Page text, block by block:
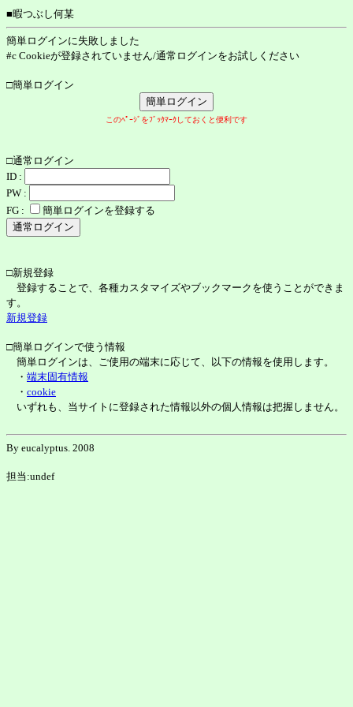
■暇つぶし何某
簡単ログインに失敗しました
#c Cookieが登録されていません/通常ログインをお試しください
□簡単ログイン
このﾍﾟｰｼﾞをﾌﾞｯｸﾏｰｸしておくと便利です
□通常ログイン
ID :
PW :
FG :
簡単ログインを登録する
□新規登録
登録することで、各種カスタマイズやブックマークを使うことができま
す。
新規登録
□簡単ログインで使う情報
簡単ログインは、ご使用の端末に応じて、以下の情報を使用します。
・ 端末固有情報
・ cookie
いずれも、当サイトに登録された情報以外の個人情報は把握しません。
By eucalyptus. 2008
担当:undef